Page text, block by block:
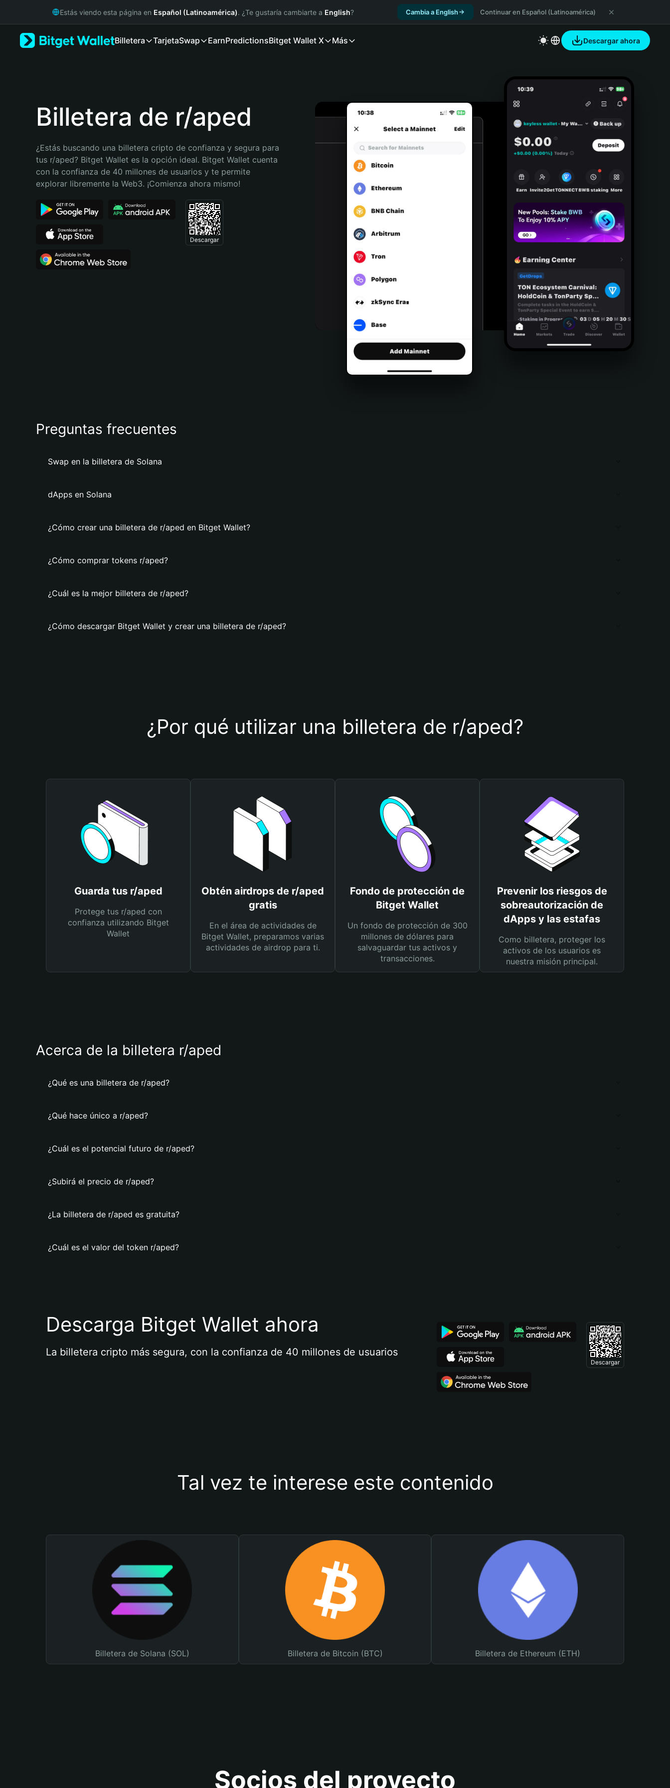
Русский
Bahasa Indonesia
Português (Brasil)
Estás viendo esta página en Español (Latinoamérica). ¿Te gustaría cambiarte a English? Cambia a English Continuar en Español (Latinoamérica)
Billetera TarjetaSwap EarnPredictionsBitget Wallet X Más Descargar ahora
Billetera de r/aped
¿Estás buscando una billetera cripto de confianza y segura para
tus r/aped? Bitget Wallet es la opción ideal. Bitget Wallet cuenta
con la confianza de 40 millones de usuarios y te permite
explorar libremente la Web3. ¡Comienza ahora mismo!
Descargar
Preguntas frecuentes
Swap en la billetera de Solana
dApps en Solana
¿Cómo crear una billetera de r/aped en Bitget Wallet?
¿Cómo comprar tokens r/aped?
¿Cuál es la mejor billetera de r/aped?
¿Cómo descargar Bitget Wallet y crear una billetera de r/aped?
¿Por qué utilizar una billetera de r/aped?
Guarda tus r/aped
Protege tus r/aped con
confianza utilizando Bitget
Wallet
Obtén airdrops de r/aped
gratis
En el área de actividades de
Bitget Wallet, preparamos varias
actividades de airdrop para ti.
Fondo de protección de
Bitget Wallet
Un fondo de protección de 300
millones de dólares para
salvaguardar tus activos y
transacciones.
Prevenir los riesgos de
sobreautorización de
dApps y las estafas
Como billetera, proteger los
activos de los usuarios es
nuestra misión principal.
Acerca de la billetera r/aped
¿Qué es una billetera de r/aped?
¿Qué hace único a r/aped?
¿Cuál es el potencial futuro de r/aped?
¿Subirá el precio de r/aped?
¿La billetera de r/aped es gratuita?
¿Cuál es el valor del token r/aped?
Descarga Bitget Wallet ahora
La billetera cripto más segura, con la confianza de 40 millones de usuarios
Descargar
Tal vez te interese este contenido
Billetera de Solana (SOL) Billetera de Bitcoin (BTC) Billetera de Ethereum (ETH)
Socios del proyecto